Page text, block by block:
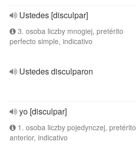
Ustedes [disculpar]
3. osoba liczby mnogiej, pretérito
perfecto simple, indicativo
Ustedes disculparon
yo [disculpar]
1. osoba liczby pojedynczej, pretérito
anterior, indicativo